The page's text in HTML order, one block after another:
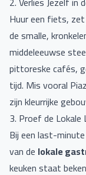
Huur een fiets,
de smalle,
middeleeuwse
pittoreske cafés,
tijd. Mis vooral
zijn kleurrijke
3. Proef de
Bij een last-
van de lokale
keuken staat